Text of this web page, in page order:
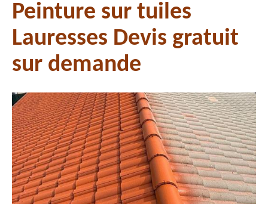
Peinture sur tuiles
Lauresses Devis gratuit
sur demande